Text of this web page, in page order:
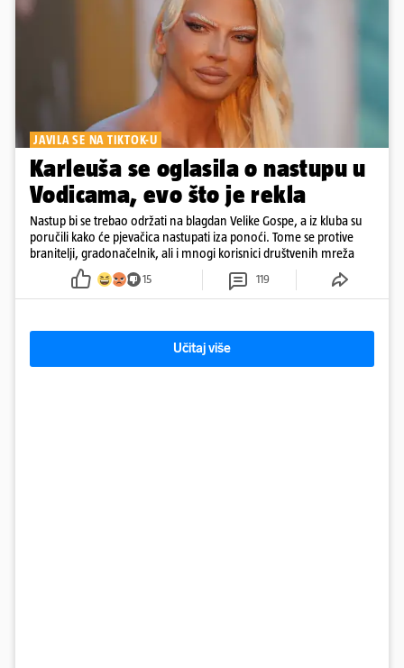
JAVILA SE NA TIKTOK-U
Karleuša se oglasila o nastupu u
Vodicama, evo što je rekla
Nastup bi se trebao održati na blagdan Velike Gospe, a iz kluba su
poručili kako će pjevačica nastupati iza ponoći. Tome se protive
branitelji, gradonačelnik, ali i mnogi korisnici društvenih mreža
15 119
Učitaj više